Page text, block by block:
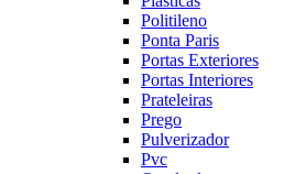
Politileno
Ponta Paris
Portas Exteriores
Portas Interiores
Prateleiras
Prego
Pulverizador
Pvc